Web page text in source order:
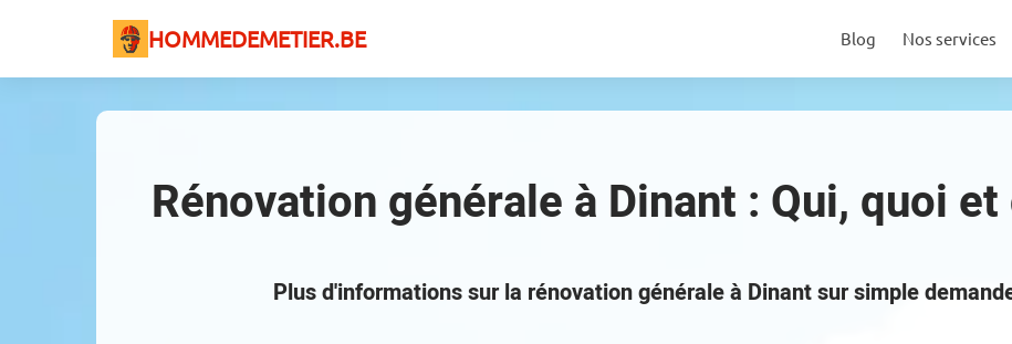
HOMMEDEMETIER.BE Blog Nos services
Rénovation générale à Dinant : Qui, quoi
Plus d'informations sur la rénovation générale à Dinant sur simple